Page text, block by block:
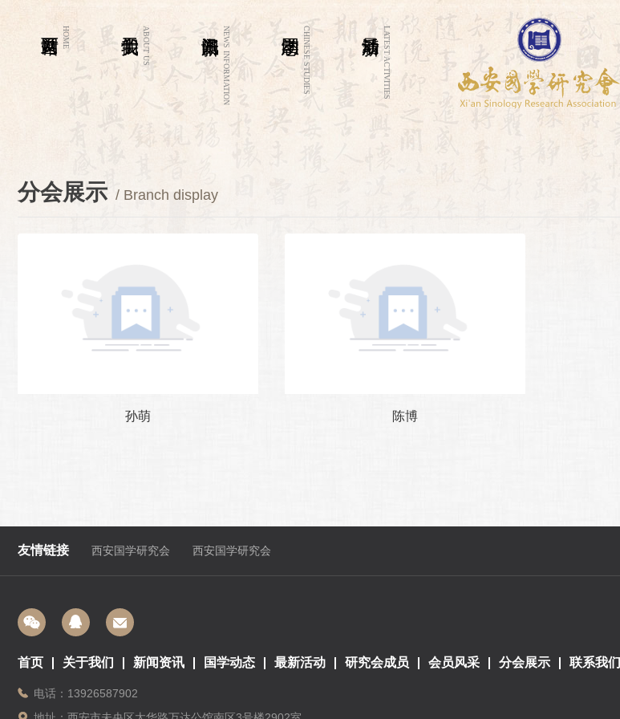
HOME ABOUT US NEWS INFORMATION CHINESE STUDIES LATEST ACTIVITIES
分会展示 / Branch display
孙萌 陈博
友情链接 西安国学研究会 西安国学研究会
首页 关于我们 新闻资讯 国学动态 最新活动 研究会成员 会员风采 分会展示 联系我们
电话：13926587902